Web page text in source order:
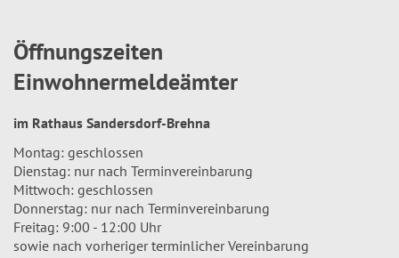
Öffnungszeiten
Einwohnermeldeämter
im Rathaus Sandersdorf-Brehna
Montag: geschlossen
Dienstag: nur nach Terminvereinbarung
Mittwoch: geschlossen
Donnerstag: nur nach Terminvereinbarung
Freitag: 9:00 - 12:00 Uhr
sowie nach vorheriger terminlicher Vereinbarung